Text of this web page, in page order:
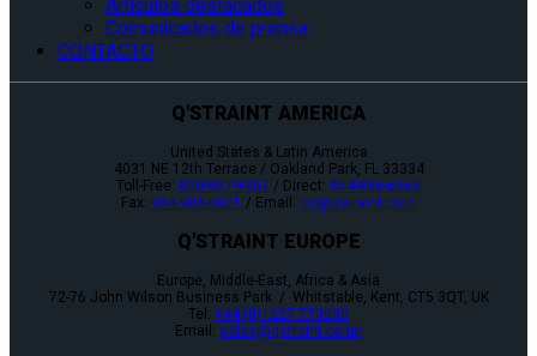
Artículos destacados
Comunicados de prensa
CONTACTO
Q'STRAINT AMERICA
United States & Latin America
4031 NE 12th Terrace / Oakland Park, FL 33334
Toll-Free: 800-987-9987 / Direct: 954-986-6665
Fax: 954-986-0021 / Email: cs@qstraint.com
Q'STRAINT EUROPE
Europe, Middle-East, Africa & Asia
72-76 John Wilson Business Park / Whitstable, Kent, CT5 3QT, UK
Tel: +44 (0)1227 773035
Email: sales@qstraint.co.uk